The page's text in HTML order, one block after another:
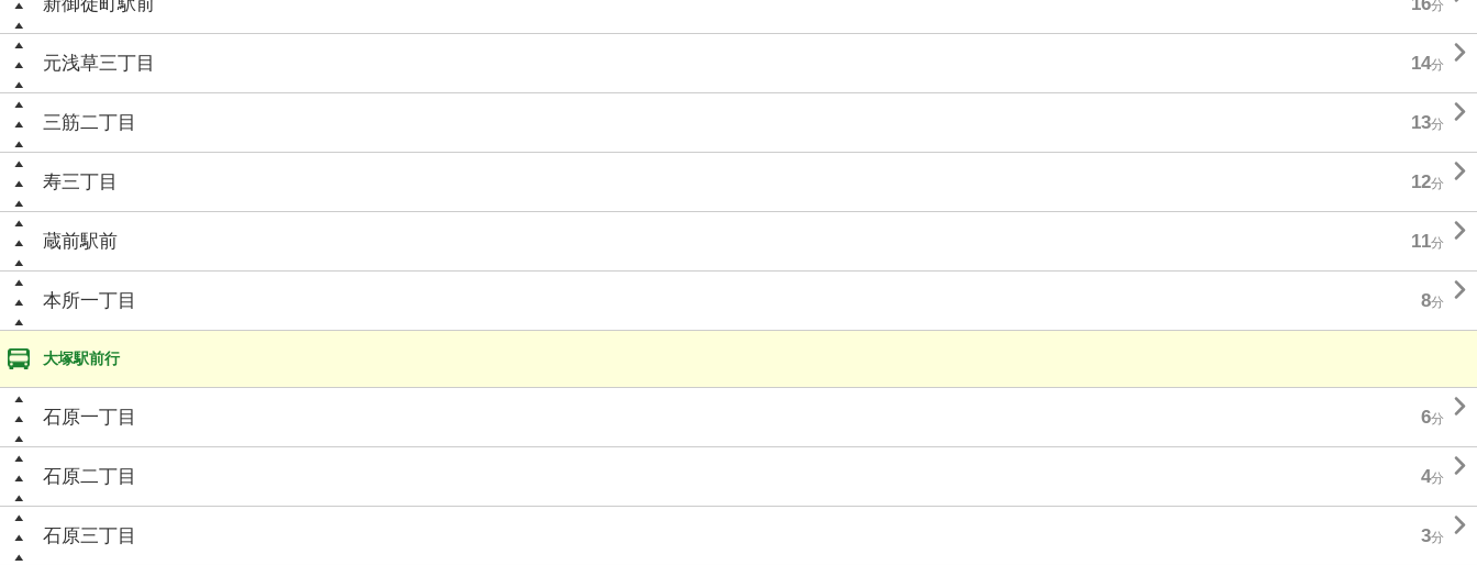
分
元浅草三丁目 14分 
三筋二丁目 13分 
寿三丁目 12分 
蔵前駅前 11分 
本所一丁目 8分 
大塚駅前行
石原一丁目 6分 
石原二丁目 4分 
石原三丁目 3分 